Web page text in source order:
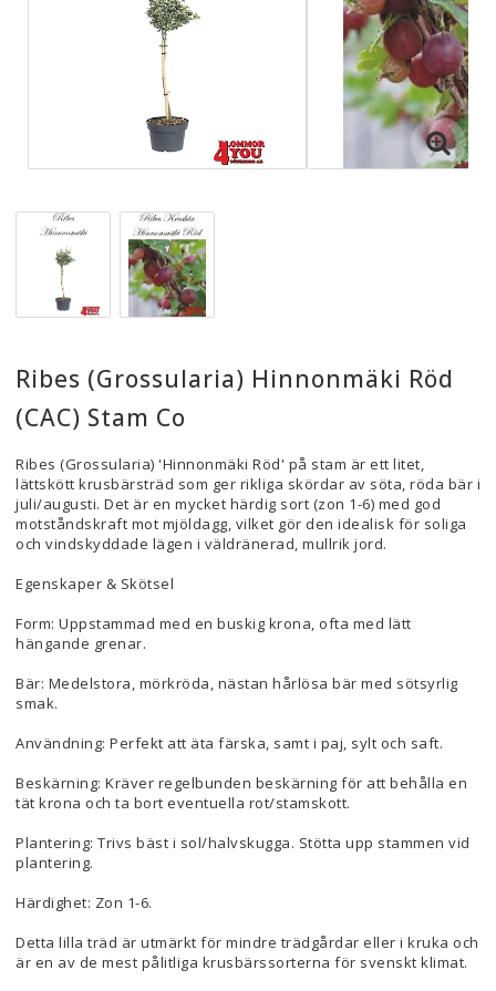
Ribes (Grossularia) Hinnonmäki Röd
(CAC) Stam Co
Ribes (Grossularia) 'Hinnonmäki Röd' på stam är ett litet,
lättskött krusbärsträd som ger rikliga skördar av söta, röda bär i
juli/augusti. Det är en mycket härdig sort (zon 1-6) med god
motståndskraft mot mjöldagg, vilket gör den idealisk för soliga
och vindskyddade lägen i väldränerad, mullrik jord.
Egenskaper & Skötsel
Form: Uppstammad med en buskig krona, ofta med lätt
hängande grenar.
Bär: Medelstora, mörkröda, nästan hårlösa bär med sötsyrlig
smak.
Användning: Perfekt att äta färska, samt i paj, sylt och saft.
Beskärning: Kräver regelbunden beskärning för att behålla en
tät krona och ta bort eventuella rot/stamskott.
Plantering: Trivs bäst i sol/halvskugga. Stötta upp stammen vid
plantering.
Härdighet: Zon 1-6.
Detta lilla träd är utmärkt för mindre trädgårdar eller i kruka och
är en av de mest pålitliga krusbärssorterna för svenskt klimat.